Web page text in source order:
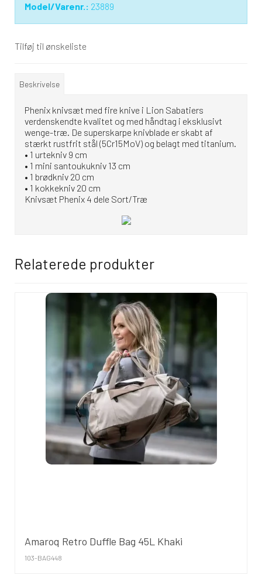
Model/Varenr.: 23889
Tilføj til ønskeliste
Beskrivelse
Phenix knivsæt med fire knive i Lion Sabatiers
verdenskendte kvalitet og med håndtag i eksklusivt
wenge-træ. De superskarpe knivblade er skabt af
stærkt rustfrit stål (5Cr15MoV) og belagt med titanium.
• 1 urtekniv 9 cm
• 1 mini santoukukniv 13 cm
• 1 brødkniv 20 cm
• 1 kokkekniv 20 cm
Knivsæt Phenix 4 dele Sort/Træ
Relaterede produkter
Amaroq Retro Duffle Bag 45L Khaki
103-BAG448